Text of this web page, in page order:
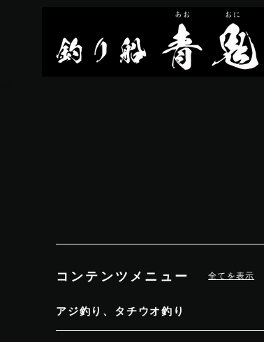
コンテンツメニュー 全てを表示
アジ釣り、タチウオ釣り